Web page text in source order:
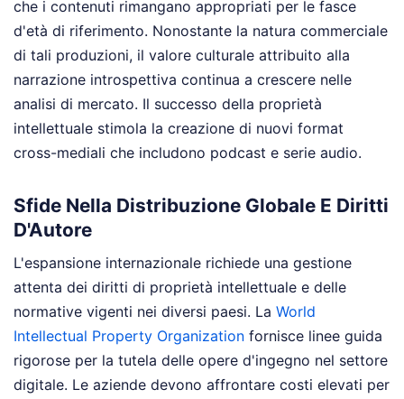
che i contenuti rimangano appropriati per le fasce
d'età di riferimento. Nonostante la natura commerciale
di tali produzioni, il valore culturale attribuito alla
narrazione introspettiva continua a crescere nelle
analisi di mercato. Il successo della proprietà
intellettuale stimola la creazione di nuovi format
cross-mediali che includono podcast e serie audio.
Sfide Nella Distribuzione Globale E Diritti
D'Autore
L'espansione internazionale richiede una gestione
attenta dei diritti di proprietà intellettuale e delle
normative vigenti nei diversi paesi. La World
Intellectual Property Organization fornisce linee guida
rigorose per la tutela delle opere d'ingegno nel settore
digitale. Le aziende devono affrontare costi elevati per